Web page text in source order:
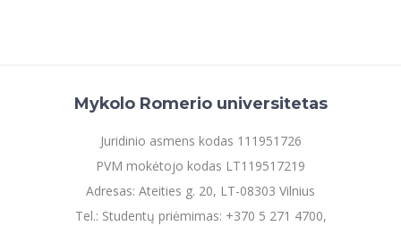
Mykolo Romerio universitetas
Juridinio asmens kodas 111951726
PVM mokėtojo kodas LT119517219
Adresas: Ateities g. 20, LT-08303 Vilnius
Tel.: Studentų priėmimas: +370 5 271 4700,